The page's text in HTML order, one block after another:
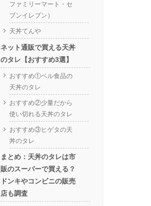
ファミリーマート・セ
ブンイレブン）
天丼てんや
ネット通販で買える天丼
のタレ【おすすめ3選】
おすすめ①ベル食品の
天丼のタレ
おすすめ②少量だから
使い切れる天丼のタレ
おすすめ③ヒゲタの天
丼のタレ
まとめ：天丼のタレは市
販のスーパーで買える？
ドンキやコンビニの販売
店も調査